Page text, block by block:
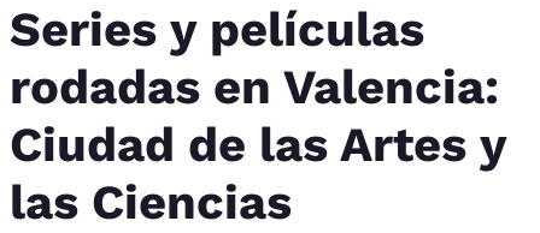
Series y películas
rodadas en Valencia:
Ciudad de las Artes y
las Ciencias